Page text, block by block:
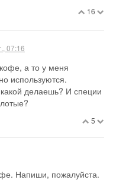
16
07:16
а то у меня
используются.
делаешь? И специи
5
Напиши, пожалуйста.